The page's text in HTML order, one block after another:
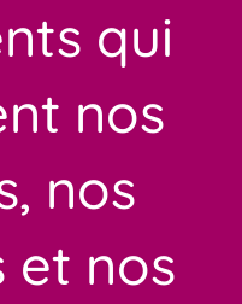
qui
nos
nos
et nos